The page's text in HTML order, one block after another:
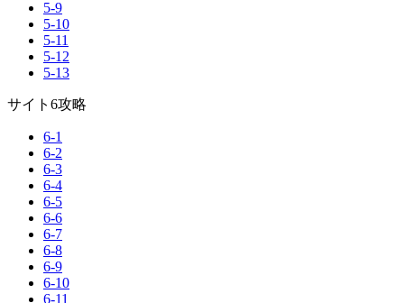
5-9
5-10
5-11
5-12
5-13
サイト6攻略
6-1
6-2
6-3
6-4
6-5
6-6
6-7
6-8
6-9
6-10
6-11